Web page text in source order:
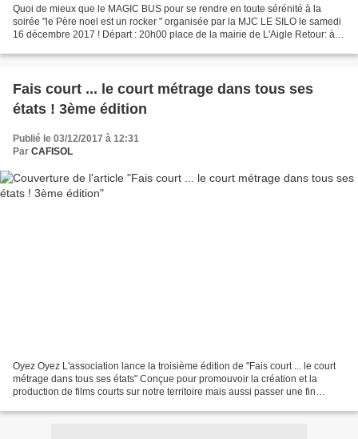
Quoi de mieux que le MAGIC BUS pour se rendre en toute sérénité à la
soirée "le Père noel est un rocker " organisée par la MJC LE SILO le samedi
16 décembre 2017 ! Départ : 20h00 place de la mairie de L'Aigle Retour: à la
Fais court ... le court métrage dans tous ses
états ! 3ème édition
Publié le 03/12/2017 à 12:31
Par CAFISOL
Oyez Oyez L'association lance la troisième édition de "Fais court ... le court
métrage dans tous ses états" Conçue pour promouvoir la création et la
production de films courts sur notre territoire mais aussi passer une fin